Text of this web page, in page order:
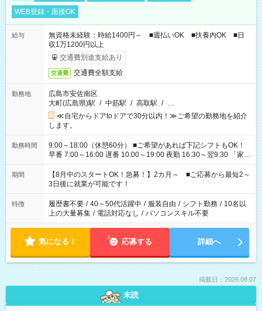
WEB登録・面接OK
給与
無資格未経験：時給1400円～ ■週払いOK ■扶養内OK ■日
収1万1200円以上
交通費別途支給あり
交通費 交通費全額支給
勤務地
広島市安佐南区
大町(広島県)駅 / 中筋駅 / 高取駅 / …
≪自宅からドアtoドアで30分以内！≫ご希望の勤務地を紹介
します。
勤務時間
9:00～18:00（休憩60分） ■ご希望があれば下記シフトもOK！
早番 7:00～16:00 遅番 10:00～19:00 夜勤 16:30～翌9:30 「家族
と休みを合わせたい」 「余裕を持って夕飯の準備がしたい」
「できれば残業はしたくない」 など、ご希望を教えてください
ね。 ※Wワーク希望の方へ 今ご覧のお仕事で希望する勤務時間
と、もう1つのお仕事の勤務時間。 合計で週40時間を超える場
合は応募できません。
期間
【8月中のスタートOK！急募！】2カ月～ ■ご応募から最短2～
3日後に就業が可能です！
特徴 履歴書不要 / 40～50代活躍中 / 服装自由 / シフト勤務 / 10名以
上の大量募集 / 電話対応なし / パソコンスキル不要
気になる！ 応募する 詳細へ
掲載日：2026.08.07
未読